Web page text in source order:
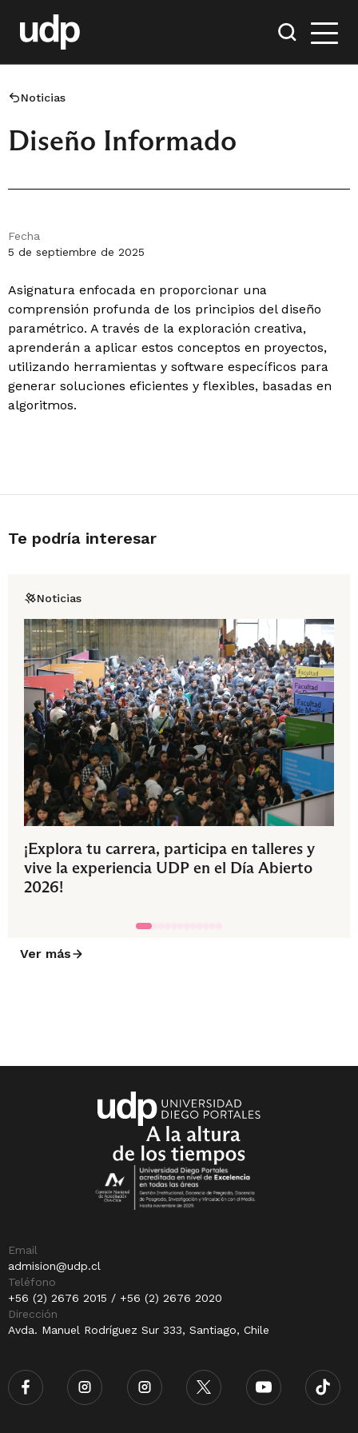
Noticias
Diseño Informado
Fecha
5 de septiembre de 2025
Asignatura enfocada en proporcionar una
comprensión profunda de los principios del diseño
paramétrico. A través de la exploración creativa,
aprenderán a aplicar estos conceptos en proyectos,
utilizando herramientas y software específicos para
generar soluciones eficientes y flexibles, basadas en
algoritmos.
Te podría interesar
Noticias
¡Explora tu carrera, participa en talleres y
vive la experiencia UDP en el Día Abierto
2026!
Ver más
Email
admision@udp.cl
Teléfono
+56 (2) 2676 2015 / +56 (2) 2676 2020
Dirección
Avda. Manuel Rodríguez Sur 333, Santiago, Chile